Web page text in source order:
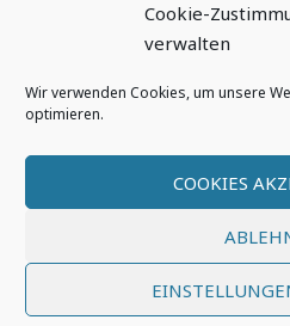
Cookie-
verwalten
Wir verwenden Cookies, um unsere
optimieren.
COOKIES
© 2026 THW-Jugend